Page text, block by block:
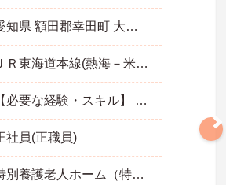
愛知県 額田郡幸田町 大字野場字石荒23番地
ＪＲ東海道本線(熱海－米原)「幸田駅」徒歩20分
【必要な経験・スキル】 不問
社員(正職員)
特別養護老人ホーム（特養）